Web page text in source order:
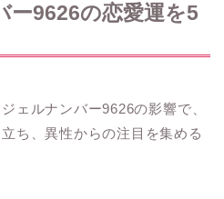
ー9626の恋愛運を5
ェルナンバー9626の影響で、
ち、異性からの注目を集める